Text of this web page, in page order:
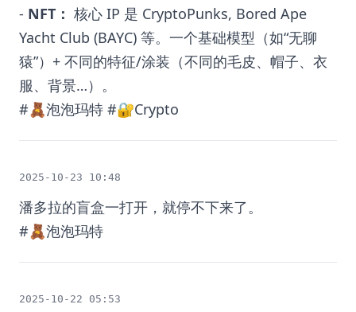
- NFT： 核心 IP 是 CryptoPunks, Bored Ape
Yacht Club (BAYC) 等。一个基础模型（如“无聊
猿”）+ 不同的特征/涂装（不同的毛皮、帽子、衣
服、背景…）。
#🧸泡泡玛特 #🔐Crypto
2025-10-23 10:48
潘多拉的盲盒一打开，就停不下来了。
#🧸泡泡玛特
2025-10-22 05:53